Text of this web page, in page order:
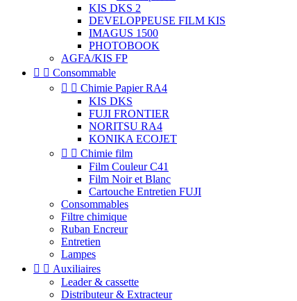
KIS DKS 2
DEVELOPPEUSE FILM KIS
IMAGUS 1500
PHOTOBOOK
AGFA/KIS FP
  Consommable
  Chimie Papier RA4
KIS DKS
FUJI FRONTIER
NORITSU RA4
KONIKA ECOJET
  Chimie film
Film Couleur C41
Film Noir et Blanc
Cartouche Entretien FUJI
Consommables
Filtre chimique
Ruban Encreur
Entretien
Lampes
  Auxiliaires
Leader & cassette
Distributeur & Extracteur